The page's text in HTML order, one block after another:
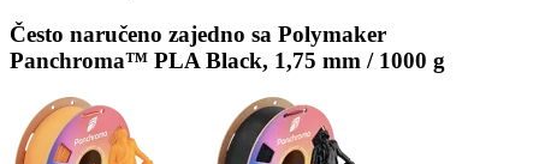
Često naručeno zajedno sa Polymaker
Panchroma™ PLA Black, 1,75 mm / 1000 g